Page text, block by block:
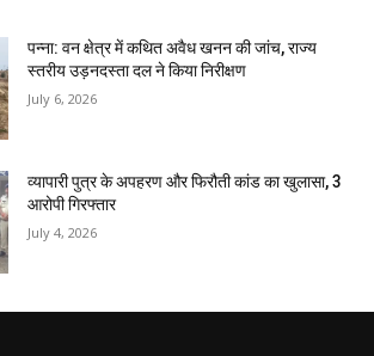
पन्ना: वन क्षेत्र में कथित अवैध खनन की जांच, राज्य
स्तरीय उड़नदस्ता दल ने किया निरीक्षण
July 6, 2026
व्यापारी पुत्र के अपहरण और फिरौती कांड का खुलासा, 3
आरोपी गिरफ्तार
July 4, 2026